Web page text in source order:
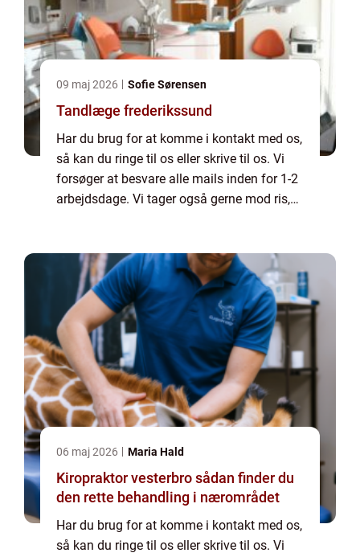
09 maj 2026 Sofie Sørensen
Tandlæge frederikssund
Har du brug for at komme i kontakt med os,
så kan du ringe til os eller skrive til os. Vi
forsøger at besvare alle mails inden for 1-2
arbejdsdage. Vi tager også gerne mod ris,
06 maj 2026 Maria Hald
Kiropraktor vesterbro sådan finder du
den rette behandling i nærområdet
Har du brug for at komme i kontakt med os,
så kan du ringe til os eller skrive til os. Vi